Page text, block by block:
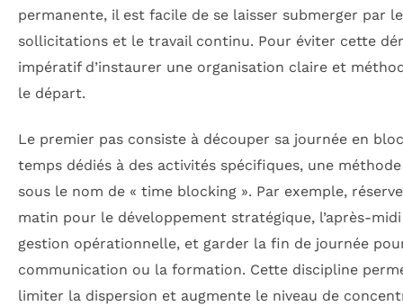
permanente, il est facile de se laisser submerger par
sollicitations et le travail continu. Pour éviter cette
impératif d’instaurer une organisation claire et
le départ.
Le premier pas consiste à découper sa journée en
temps dédiés à des activités spécifiques, une
sous le nom de « time blocking ». Par exemple,
matin pour le développement stratégique, l’après-
gestion opérationnelle, et garder la fin de journée
communication ou la formation. Cette discipline
limiter la dispersion et augmente le niveau de